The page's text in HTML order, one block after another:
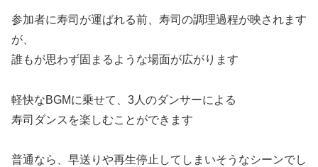
参加者に寿司が運ばれる前、寿司の調理過程が映されます
が、
誰もが思わず固まるような場面が広がります
軽快なBGMに乗せて、3人のダンサーによる
寿司ダンスを楽しむことができます
普通なら、早送りや再生停止してしまいそうなシーンでし